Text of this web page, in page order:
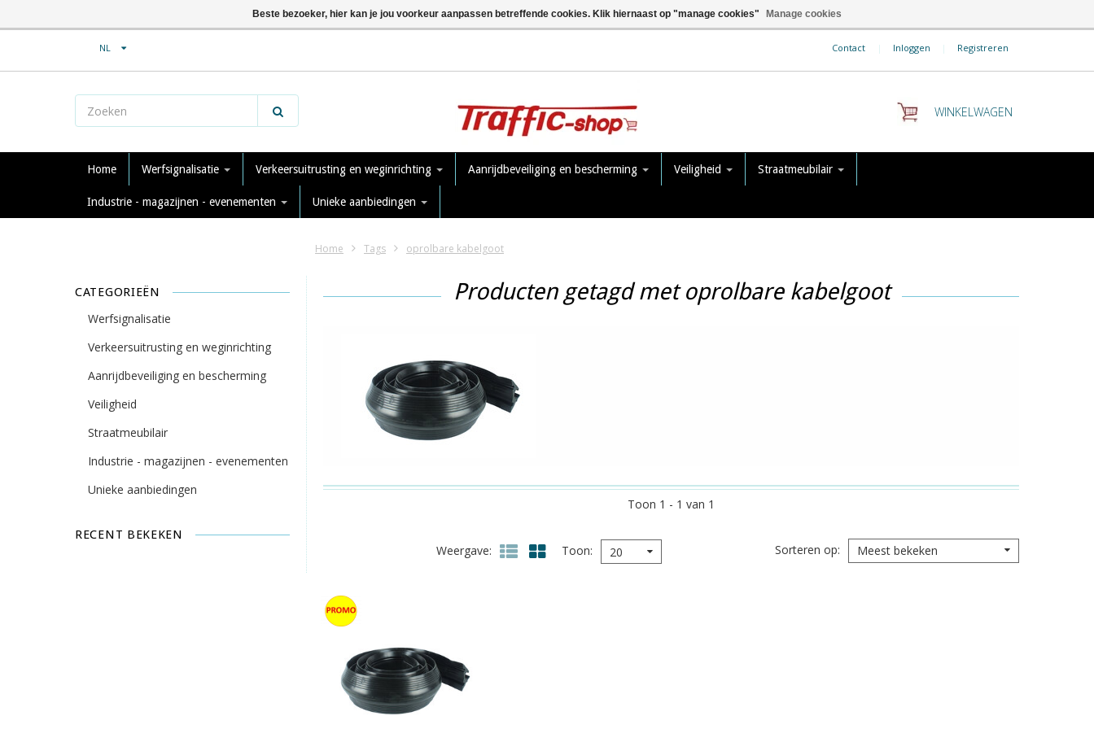
NL Contact | Inloggen | Registreren
WINKELWAGEN
Home Werfsignalisatie Verkeersuitrusting en weginrichting Aanrijdbeveiliging en bescherming Veiligheid Straatmeubilair
Industrie - magazijnen - evenementen Unieke aanbiedingen
Home Tags oprolbare kabelgoot
CATEGORIEËN
Werfsignalisatie
Verkeersuitrusting en weginrichting
Aanrijdbeveiliging en bescherming
Veiligheid
Straatmeubilair
Industrie - magazijnen - evenementen
Unieke aanbiedingen
RECENT BEKEKEN
Producten getagd met oprolbare kabelgoot
Toon 1 - 1 van 1
Weergave Toon 20 Sorteren op Meest bekeken
Beste bezoeker, hier kan je jou voorkeur aanpassen betreffende cookies. Klik hiernaast op "manage cookies" Manage cookies